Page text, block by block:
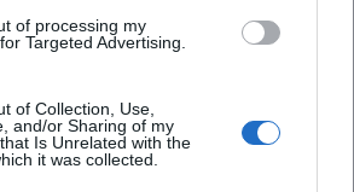
of processing my
Targeted Advertising.
of Collection, Use,
and/or Sharing of my
Is Unrelated with the
it was collected.
vor Ort?
bei jedem Wetter statt?